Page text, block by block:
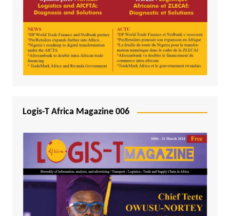
Logis-T Africa Magazine 006